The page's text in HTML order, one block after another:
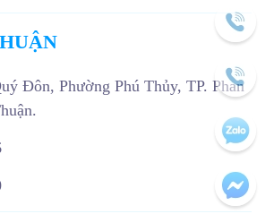
Đôn, Phường Phú Thủy, TP. Phan